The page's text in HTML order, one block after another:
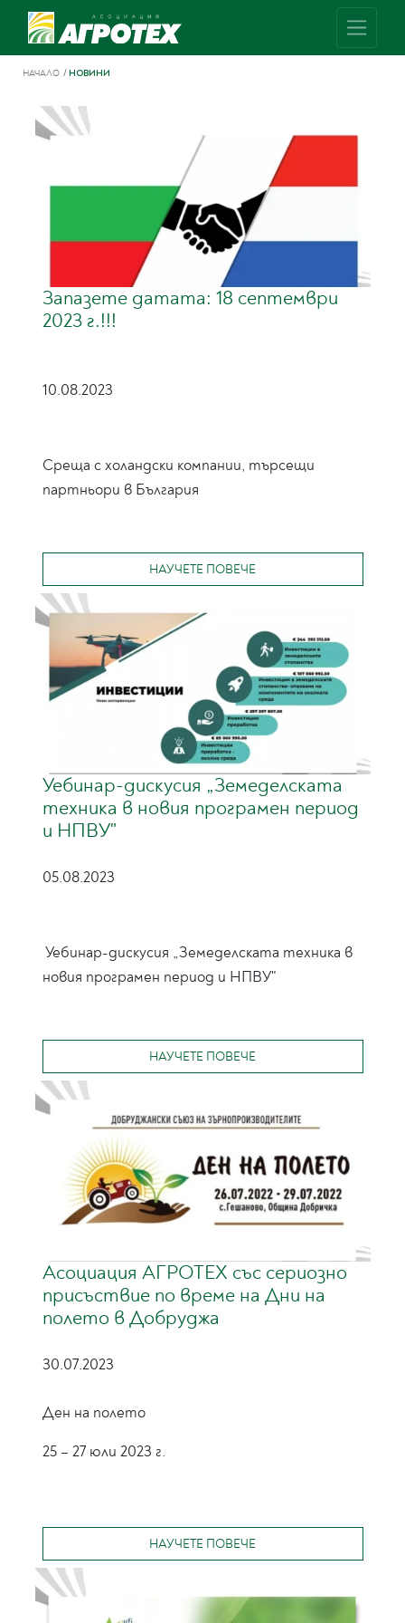
НАЧАЛО НОВИНИ
Запазете датата: 18 септември
2023 г.!!!
10.08.2023
Среща с холандски компании, търсещи
партньори в България
НАУЧЕТЕ ПОВЕЧЕ
Уебинар-дискусия „Земеделската
техника в новия програмен период
и НПВУ"
05.08.2023
Уебинар-дискусия „Земеделската техника в
новия програмен период и НПВУ"
НАУЧЕТЕ ПОВЕЧЕ
Асоциация АГРОТЕХ със сериозно
присъствие по време на Дни на
полето в Добруджа
30.07.2023
Ден на полето
25 – 27 юли 2023 г.
НАУЧЕТЕ ПОВЕЧЕ